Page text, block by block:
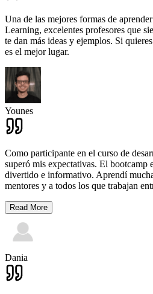
Una de las mejores formas de
Learning, excelentes profesores que
te dan más ideas y ejemplos. Si
es el mejor lugar.
Younes
Como participante en el curso de
superó mis expectativas. El bootcamp
divertido e informativo. Aprendí
mentores y a todos los que trabajan
Read More
Dania